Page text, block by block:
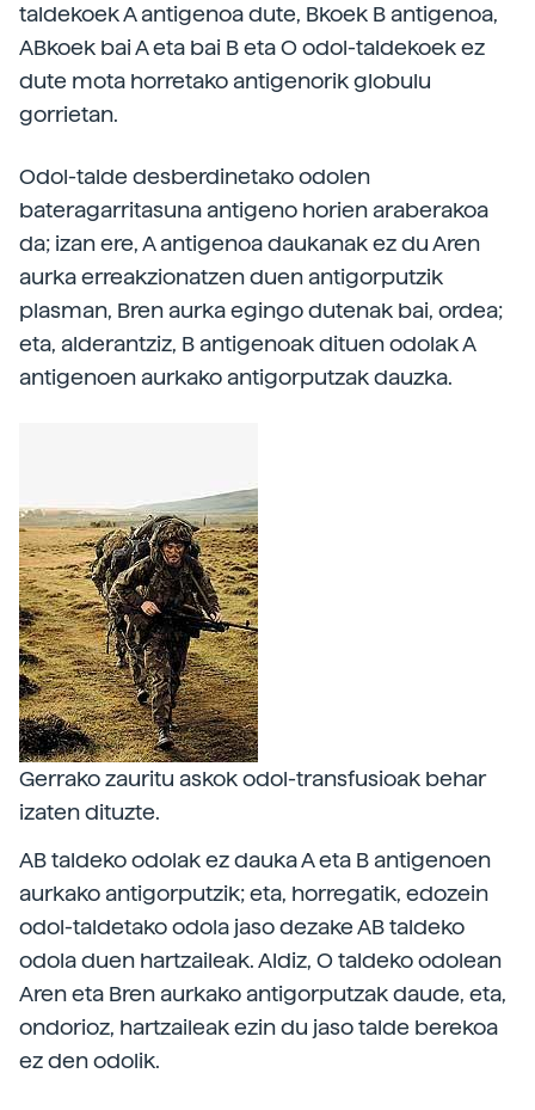
taldekoek A antigenoa dute, Bkoek B antigenoa,
ABkoek bai A eta bai B eta O odol-taldekoek ez
dute mota horretako antigenorik globulu
gorrietan.
Odol-talde desberdinetako odolen
bateragarritasuna antigeno horien araberakoa
da; izan ere, A antigenoa daukanak ez du Aren
aurka erreakzionatzen duen antigorputzik
plasman, Bren aurka egingo dutenak bai, ordea;
eta, alderantziz, B antigenoak dituen odolak A
antigenoen aurkako antigorputzak dauzka.
Gerrako zauritu askok odol-transfusioak behar
izaten dituzte.
AB taldeko odolak ez dauka A eta B antigenoen
aurkako antigorputzik; eta, horregatik, edozein
odol-taldetako odola jaso dezake AB taldeko
odola duen hartzaileak. Aldiz, O taldeko odolean
Aren eta Bren aurkako antigorputzak daude, eta,
ondorioz, hartzaileak ezin du jaso talde berekoa
ez den odolik.